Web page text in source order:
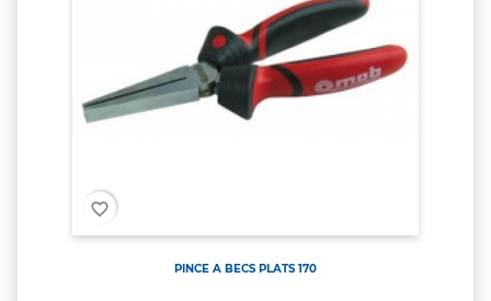
favorite_border
PINCE A BECS PLATS 170